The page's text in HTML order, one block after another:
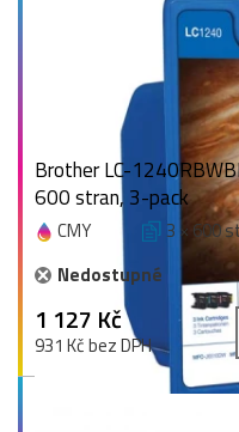
Brother LC-
600 stran, 3-pack
CMY 3 × 600
Nedostupné
1 127 Kč
931 Kč bez DPH